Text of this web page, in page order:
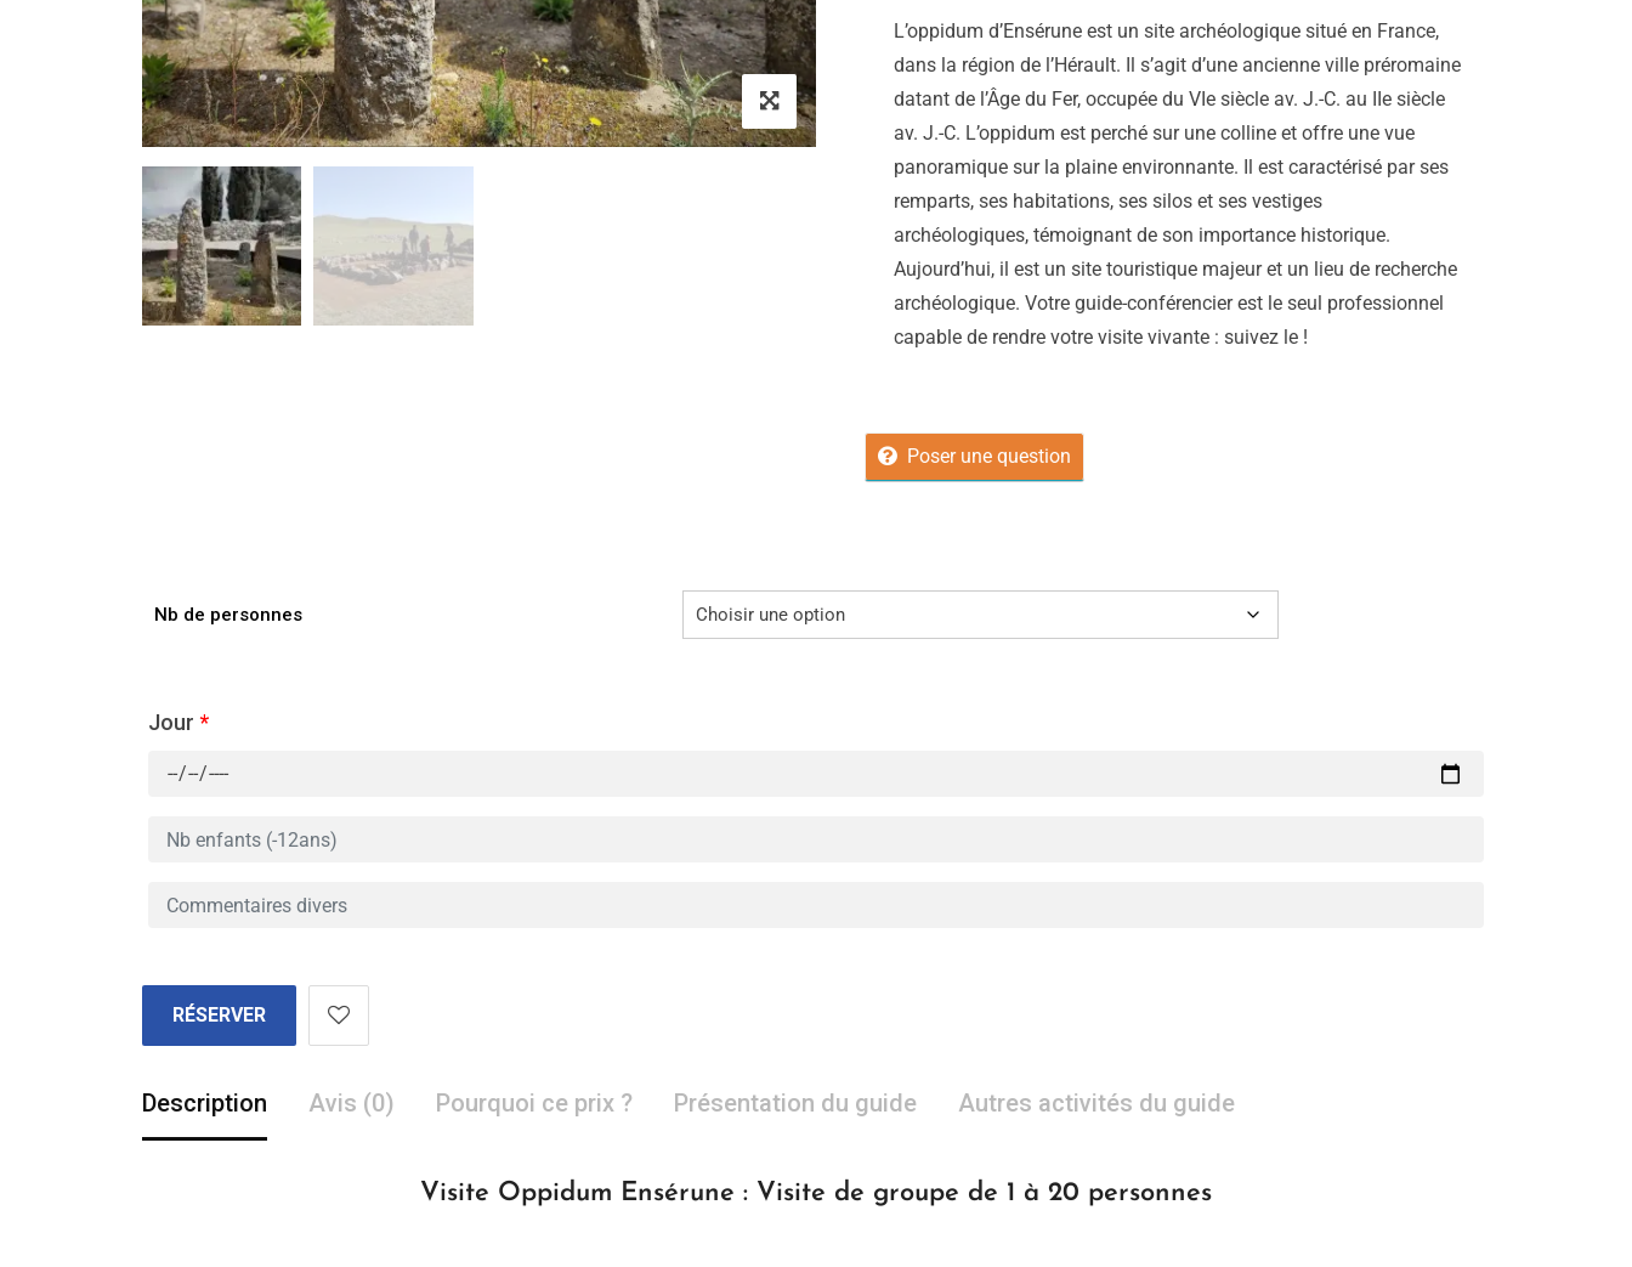
L’oppidum d’Ensérune est un site archéologique situé en France,
dans la région de l’Hérault. Il s’agit d’une ancienne ville préromaine
datant de l’Âge du Fer, occupée du VIe siècle av. J.-C. au IIe siècle
av. J.-C. L’oppidum est perché sur une colline et offre une vue
panoramique sur la plaine environnante. Il est caractérisé par ses
remparts, ses habitations, ses silos et ses vestiges
archéologiques, témoignant de son importance historique.
Aujourd’hui, il est un site touristique majeur et un lieu de recherche
archéologique. Votre guide-conférencier est le seul professionnel
capable de rendre votre visite vivante : suivez le !
Poser une question
Nb de personnes
Jour *
RÉSERVER
Description Avis (0) Pourquoi ce prix ? Présentation du guide Autres activités du guide
Visite Oppidum Ensérune : Visite de groupe de 1 à 20 personnes